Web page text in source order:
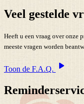
Veel gestelde
Heeft u een vraag over onze
meeste vragen worden
Toon de F.A.Q.